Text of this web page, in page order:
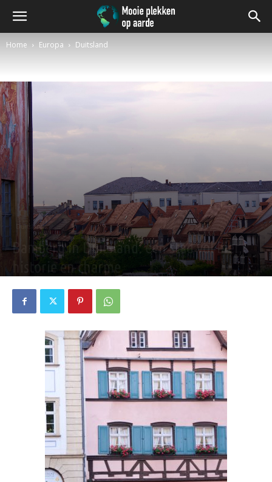
Home Europa Duitsland
Duitsland
Bamberg in Duitsland: een stad vol bier,
historie en charme